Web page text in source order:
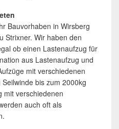
Bauvorhaben in Wirsberg
Strixner. Wir haben den
ob einen Lastenaufzug für
aus Lastenaufzug und
mit verschiedenen
bis zum 2000kg
mit verschiedenen
auch oft als